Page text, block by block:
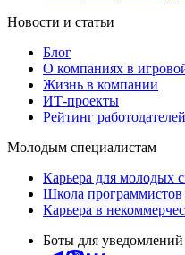
Новости и статьи
Блог
О компаниях в
Жизнь в компании
ИТ-проекты
Рейтинг
Молодым специалистам
Карьера для молодых
Школа программистов
Карьера в
Боты для уведомлений